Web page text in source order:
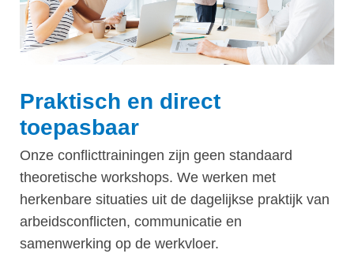
Praktisch en direct
toepasbaar
Onze conflicttrainingen zijn geen standaard
theoretische workshops. We werken met
herkenbare situaties uit de dagelijkse praktijk van
arbeidsconflicten, communicatie en
samenwerking op de werkvloer.